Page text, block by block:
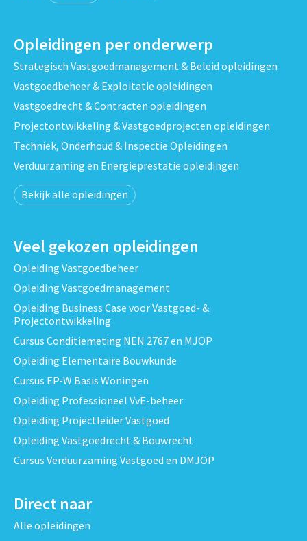
Opleidingen per onderwerp
Strategisch Vastgoedmanagement & Beleid opleidingen
Vastgoedbeheer & Exploitatie opleidingen
Vastgoedrecht & Contracten opleidingen
Projectontwikkeling & Vastgoedprojecten opleidingen
Techniek, Onderhoud & Inspectie Opleidingen
Verduurzaming en Energieprestatie opleidingen
Bekijk alle opleidingen
Veel gekozen opleidingen
Opleiding Vastgoedbeheer
Opleiding Vastgoedmanagement
Opleiding Business Case voor Vastgoed- &
Projectontwikkeling
Cursus Conditiemeting NEN 2767 en MJOP
Opleiding Elementaire Bouwkunde
Cursus EP-W Basis Woningen
Opleiding Professioneel VvE-beheer
Opleiding Projectleider Vastgoed
Opleiding Vastgoedrecht & Bouwrecht
Cursus Verduurzaming Vastgoed en DMJOP
Direct naar
Alle opleidingen